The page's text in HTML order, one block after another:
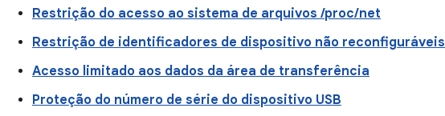
Restrição do acesso ao sistema de arquivos /proc/net
Restrição de identificadores de dispositivo não reconfiguráveis
Acesso limitado aos dados da área de transferência
Proteção do número de série do dispositivo USB